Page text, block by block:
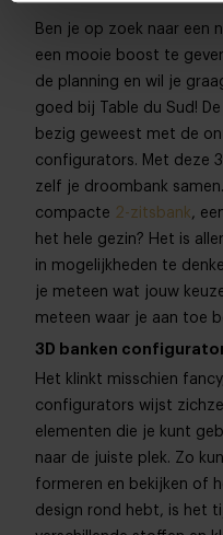
Ben je op zoek naar een
een mooie boost te
de planning en wil je
goed bij Table du Sud!
bezig geweest met de
configurators. Met deze
zelf je droombank
compacte 2-zitsbank,
het hele gezin? Het is
in mogelijkheden te
je meteen wat jouw
meteen waar je aan toe
3D banken
Het klinkt misschien
configurators wijst
elementen die je kunt
naar de juiste plek. Zo
formeren en bekijken of
design rond hebt, is het